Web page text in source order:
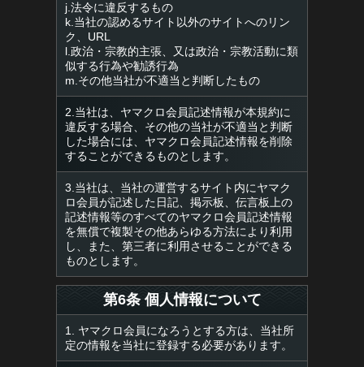
j.法令に違反するもの
k.当社の認めるサイト以外のサイトへのリン
ク、URL
l.政治・宗教的主張、又は政治・宗教活動に類
似する行為や勧誘行為
m.その他当社が不適当と判断したもの
2.当社は、ヤマクロ会員記述情報が本規約に
違反する場合、その他の当社が不適当と判断
した場合には、ヤマクロ会員記述情報を削除
することができるものとします。
3.当社は、当社の運営するサイト内にヤマク
ロ会員が記述した日記、掲示板、伝言板上の
記述情報等のすべてのヤマクロ会員記述情報
を無償で複製その他あらゆる方法により利用
し、また、第三者に利用させることができる
ものとします。
第6条 個人情報について
1. ヤマクロ会員になろうとする方は、当社所
定の情報を当社に登録する必要があります。